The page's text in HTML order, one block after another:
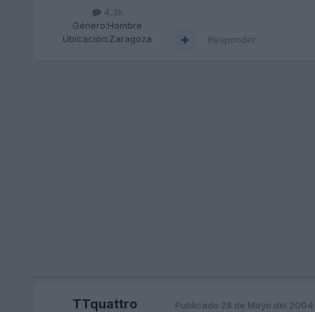
4,3k
Género:Hombre
Ubicación:Zaragoza Responder
TTquattro Publicado 28 de Mayo del 2004